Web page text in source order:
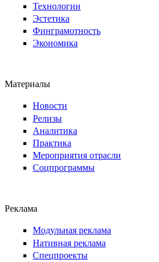
Технологии
Эстетика
Финграмотность
Экономика
Материалы
Новости
Релизы
Аналитика
Практика
Мероприятия отрасли
Соцпрограммы
Реклама
Модульная реклама
Нативная реклама
Спецпроекты